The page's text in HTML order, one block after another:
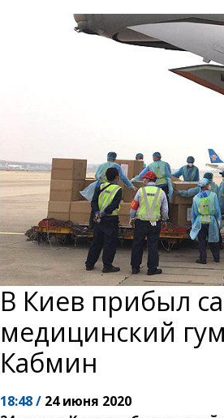
В Киев прибыл
медицинский
Кабмин
18:48 / 24 июня 2020